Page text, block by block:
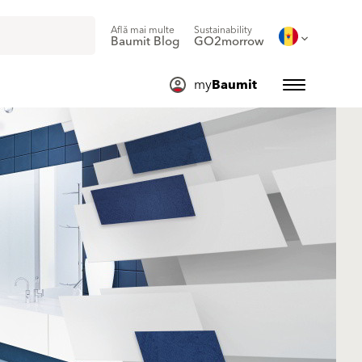
Află mai multe
Baumit Blog
Sustainability
GO2morrow
myBaumit